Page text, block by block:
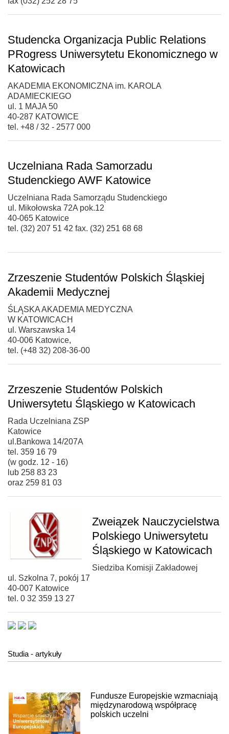
Studencka Organizacja Public Relations
PRogress Uniwersytetu Ekonomicznego w
Katowicach
AKADEMIA EKONOMICZNA im. KAROLA
ADAMIECKIEGO
ul. 1 MAJA 50
40-287 KATOWICE
tel. +48 / 32 - 2577 000
Uczelniana Rada Samorzadu
Studenckiego AWF Katowice
Uczelniana Rada Samorządu Studenckiego
ul. Mikołowska 72A pok.12
40-065 Katowice
tel. (32) 207 51 42 fax. (32) 251 68 68
Zrzeszenie Studentów Polskich Śląskiej
Akademii Medycznej
ŚLĄSKA AKADEMIA MEDYCZNA
W KATOWICACH
ul. Warszawska 14
40-006 Katowice,
tel. (+48 32) 208-36-00
Zrzeszenie Studentów Polskich
Uniwersytetu Śląskiego w Katowicach
Rada Uczelniana ZSP
Katowice
ul.Bankowa 14/207A
tel. 359 16 79
(w godz. 12 - 16)
lub 258 83 23
oraz 259 81 03
Zweiązek Nauczycielstwa
Polskiego Uniwersytetu
Śląskiego w Katowicach
Siedziba Komisji Zakładowej
ul. Szkolna 7, pokój 17
40-007 Katowice
tel. 0 32 359 13 27
Studia - artykuły
Fundusze Europejskie wzmacniają
międzynarodową współpracę
polskich uczelni